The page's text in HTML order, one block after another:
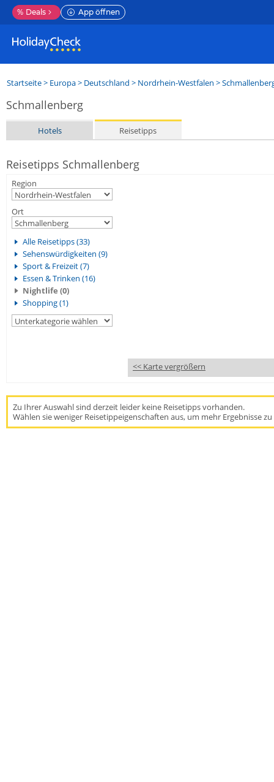
% Deals App öffnen
Startseite> Europa> Deutschland > Nordrhein-Westfalen >
Schmallenberg
Hotels Reisetipps
Reisetipps Schmallenberg
Region
Ort
Alle Reisetipps (33)
Sehenswürdigkeiten (9)
Sport & Freizeit (7)
Essen & Trinken (16)
Nightlife (0)
Shopping (1)
<< Karte vergrößern
Zu Ihrer Auswahl sind derzeit leider keine Reisetipps vorhanden.
Wählen sie weniger Reisetippeigenschaften aus, um mehr Ergebnisse